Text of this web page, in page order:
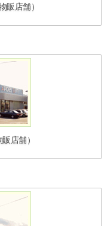
販店舗）
店舗）